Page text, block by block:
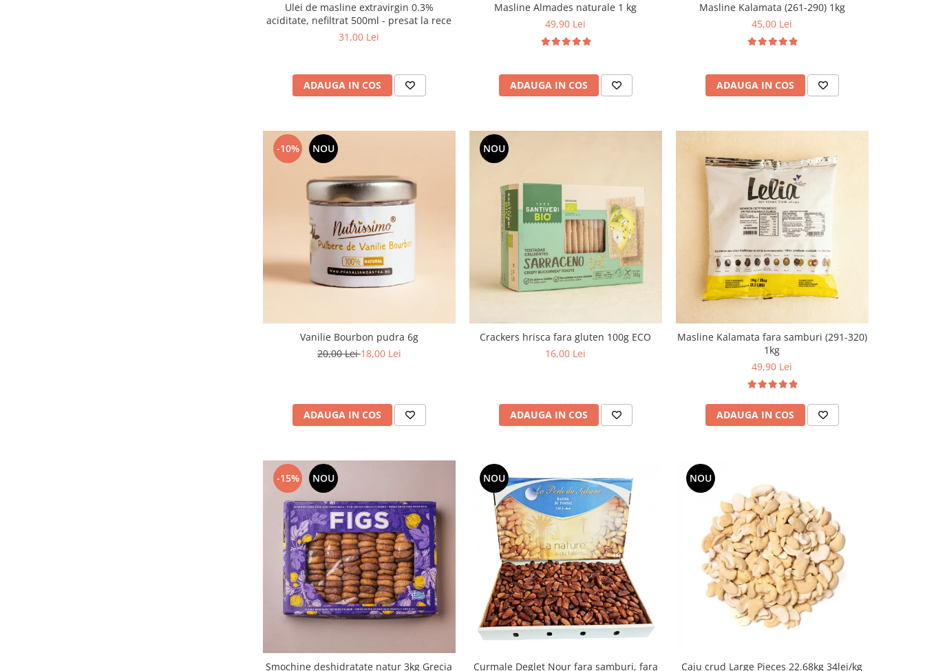
Ulei de masline extravirgin 0.3%
aciditate, nefiltrat 500ml - presat la rece
31,00 Lei
ADAUGA IN COS
Masline Almades naturale 1 kg
49,90 Lei
ADAUGA IN COS
Masline Kalamata (261-290) 1kg
45,00 Lei
ADAUGA IN COS
-10% NOU
Vanilie Bourbon pudra 6g
20,00 Lei18,00 Lei
ADAUGA IN COS
NOU
Crackers hrisca fara gluten 100g ECO
16,00 Lei
ADAUGA IN COS
Masline Kalamata fara samburi (291-320)
1kg
49,90 Lei
ADAUGA IN COS
-15% NOU
Smochine deshidratate natur 3kg Grecia
NOU
Curmale Deglet Nour fara samburi, fara
NOU
Caju crud Large Pieces 22.68kg 34lei/kg